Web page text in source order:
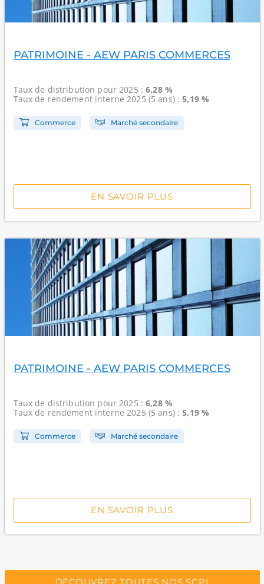
PATRIMOINE - AEW PARIS COMMERCES
Taux de distribution pour 2025 :6,28 %
Taux de rendement interne2025 (5 ans) :5,19 %
Commerce Marché secondaire
EN SAVOIR PLUS
PATRIMOINE - AEW PARIS COMMERCES
Taux de distribution pour 2025 :6,28 %
Taux de rendement interne2025 (5 ans) :5,19 %
Commerce Marché secondaire
EN SAVOIR PLUS